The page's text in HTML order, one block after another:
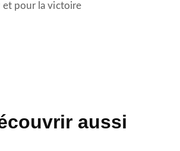
et pour la victoire
aussi